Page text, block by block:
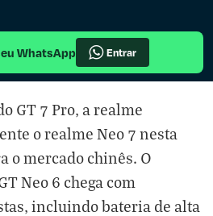
WhatsApp Entrar
GT 7 Pro, a realme
o realme Neo 7 nesta
o mercado chinês. O
Neo 6 chega com
incluindo bateria de alta